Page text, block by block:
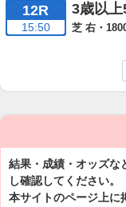
12R
15:50
3歳以
芝 右・
結果・成績・オッズな
し確認してください。
本サイトのページ上に